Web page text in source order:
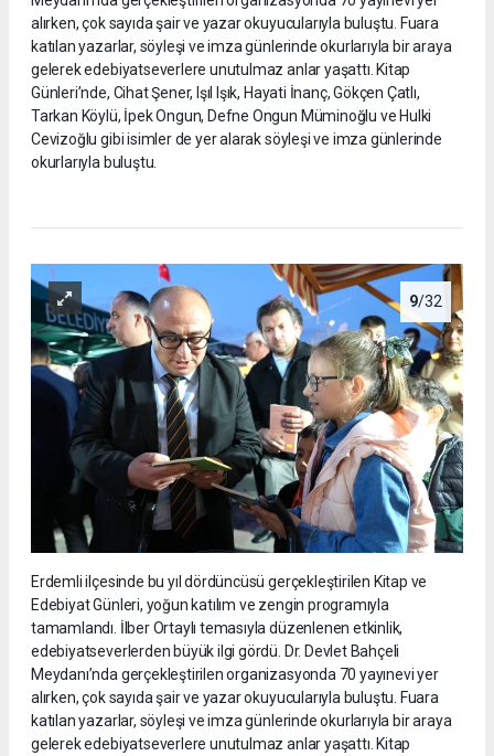
alırken, çok sayıda şair ve yazar okuyucularıyla buluştu. Fuara
katılan yazarlar, söyleşi ve imza günlerinde okurlarıyla bir araya
gelerek edebiyatseverlere unutulmaz anlar yaşattı. Kitap
Günleri’nde, Cihat Şener, Işıl Işık, Hayati İnanç, Gökçen Çatlı,
Tarkan Köylü, İpek Ongun, Defne Ongun Müminoğlu ve Hulki
Cevizoğlu gibi isimler de yer alarak söyleşi ve imza günlerinde
okurlarıyla buluştu.
9/32
Erdemli ilçesinde bu yıl dördüncüsü gerçekleştirilen Kitap ve
Edebiyat Günleri, yoğun katılım ve zengin programıyla
tamamlandı. İlber Ortaylı temasıyla düzenlenen etkinlik,
edebiyatseverlerden büyük ilgi gördü. Dr. Devlet Bahçeli
Meydanı’nda gerçekleştirilen organizasyonda 70 yayınevi yer
alırken, çok sayıda şair ve yazar okuyucularıyla buluştu. Fuara
katılan yazarlar, söyleşi ve imza günlerinde okurlarıyla bir araya
gelerek edebiyatseverlere unutulmaz anlar yaşattı. Kitap